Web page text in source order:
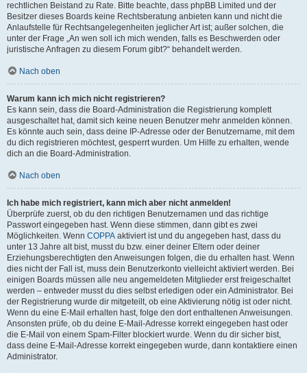
rechtlichen Beistand zu Rate. Bitte beachte, dass phpBB Limited und der
Besitzer dieses Boards keine Rechtsberatung anbieten kann und nicht die
Anlaufstelle für Rechtsangelegenheiten jeglicher Art ist; außer solchen, die
unter der Frage „An wen soll ich mich wenden, falls es Beschwerden oder
juristische Anfragen zu diesem Forum gibt?“ behandelt werden.
Nach oben
Warum kann ich mich nicht registrieren?
Es kann sein, dass die Board-Administration die Registrierung komplett
ausgeschaltet hat, damit sich keine neuen Benutzer mehr anmelden können.
Es könnte auch sein, dass deine IP-Adresse oder der Benutzername, mit dem
du dich registrieren möchtest, gesperrt wurden. Um Hilfe zu erhalten, wende
dich an die Board-Administration.
Nach oben
Ich habe mich registriert, kann mich aber nicht anmelden!
Überprüfe zuerst, ob du den richtigen Benutzernamen und das richtige
Passwort eingegeben hast. Wenn diese stimmen, dann gibt es zwei
Möglichkeiten. Wenn COPPA aktiviert ist und du angegeben hast, dass du
unter 13 Jahre alt bist, musst du bzw. einer deiner Eltern oder deiner
Erziehungsberechtigten den Anweisungen folgen, die du erhalten hast. Wenn
dies nicht der Fall ist, muss dein Benutzerkonto vielleicht aktiviert werden. Bei
einigen Boards müssen alle neu angemeldeten Mitglieder erst freigeschaltet
werden – entweder musst du dies selbst erledigen oder ein Administrator. Bei
der Registrierung wurde dir mitgeteilt, ob eine Aktivierung nötig ist oder nicht.
Wenn du eine E-Mail erhalten hast, folge den dort enthaltenen Anweisungen.
Ansonsten prüfe, ob du deine E-Mail-Adresse korrekt eingegeben hast oder
die E-Mail von einem Spam-Filter blockiert wurde. Wenn du dir sicher bist,
dass deine E-Mail-Adresse korrekt eingegeben wurde, dann kontaktiere einen
Administrator.